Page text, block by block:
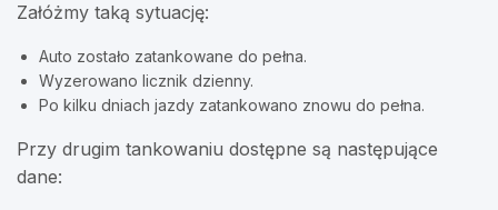
Załóżmy taką sytuację:
Auto zostało zatankowane do pełna.
Wyzerowano licznik dzienny.
Po kilku dniach jazdy zatankowano znowu do pełna.
Przy drugim tankowaniu dostępne są następujące
dane: